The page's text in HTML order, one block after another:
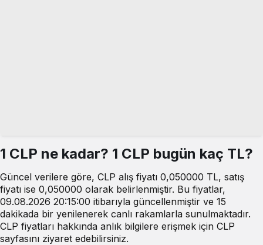
1 CLP ne kadar? 1 CLP bugün kaç TL?
Güncel verilere göre, CLP alış fiyatı 0,050000 TL, satış
fiyatı ise 0,050000 olarak belirlenmiştir. Bu fiyatlar,
09.08.2026 20:15:00 itibarıyla güncellenmiştir ve 15
dakikada bir yenilenerek canlı rakamlarla sunulmaktadır.
CLP fiyatları hakkında anlık bilgilere erişmek için CLP
sayfasını ziyaret edebilirsiniz.